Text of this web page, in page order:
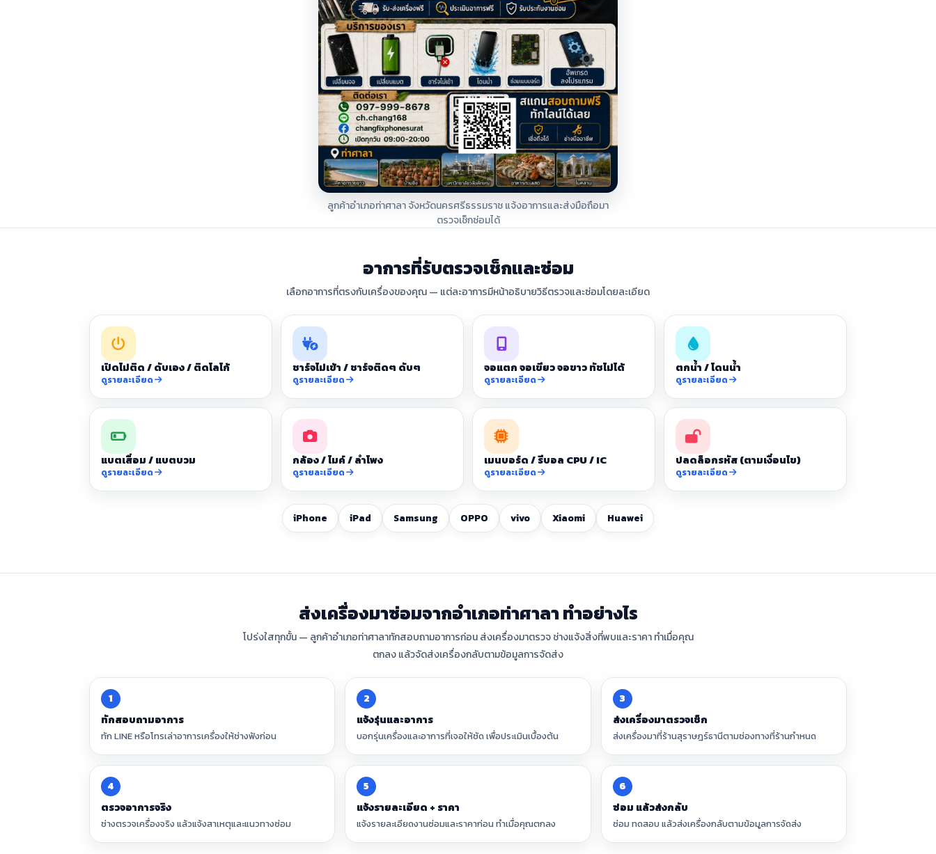
ลูกค้าอำเภอท่าศาลา จังหวัดนครศรีธรรมราช แจ้งอาการและส่งมือถือมา
ตรวจเช็กซ่อมได้
อาการที่รับตรวจเช็กและซ่อม
เลือกอาการที่ตรงกับเครื่องของคุณ — แต่ละอาการมีหน้าอธิบายวิธีตรวจและซ่อมโดยละเอียด
เปิดไม่ติด / ดับเอง / ติดโลโก้
ดูรายละเอียด
ชาร์จไม่เข้า / ชาร์จติดๆ ดับๆ
ดูรายละเอียด
จอแตก จอเขียว จอขาว ทัชไม่ได้
ดูรายละเอียด
ตกน้ำ / โดนน้ำ
ดูรายละเอียด
แบตเสื่อม / แบตบวม
ดูรายละเอียด
กล้อง / ไมค์ / ลำโพง
ดูรายละเอียด
เมนบอร์ด / รีบอล CPU / IC
ดูรายละเอียด
ปลดล็อกรหัส (ตามเงื่อนไข)
ดูรายละเอียด
iPhone iPad Samsung OPPO vivo Xiaomi Huawei
ส่งเครื่องมาซ่อมจากอำเภอท่าศาลา ทำอย่างไร
โปร่งใสทุกขั้น — ลูกค้าอำเภอท่าศาลาทักสอบถามอาการก่อน ส่งเครื่องมาตรวจ ช่างแจ้งสิ่งที่พบและราคา ทำเมื่อคุณ
ตกลง แล้วจัดส่งเครื่องกลับตามข้อมูลการจัดส่ง
1
ทักสอบถามอาการ
ทัก LINE หรือโทรเล่าอาการเครื่องให้ช่างฟังก่อน
2
แจ้งรุ่นและอาการ
บอกรุ่นเครื่องและอาการที่เจอให้ชัด เพื่อประเมินเบื้องต้น
3
ส่งเครื่องมาตรวจเช็ก
ส่งเครื่องมาที่ร้านสุราษฎร์ธานีตามช่องทางที่ร้านกำหนด
4
ตรวจอาการจริง
ช่างตรวจเครื่องจริง แล้วแจ้งสาเหตุและแนวทางซ่อม
5
แจ้งรายละเอียด + ราคา
แจ้งรายละเอียดงานซ่อมและราคาก่อน ทำเมื่อคุณตกลง
6
ซ่อม แล้วส่งกลับ
ซ่อม ทดสอบ แล้วส่งเครื่องกลับตามข้อมูลการจัดส่ง